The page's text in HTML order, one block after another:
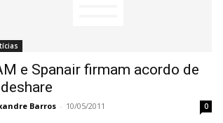
e Spanair firmam acordo de
Barros - 10/05/2011 0